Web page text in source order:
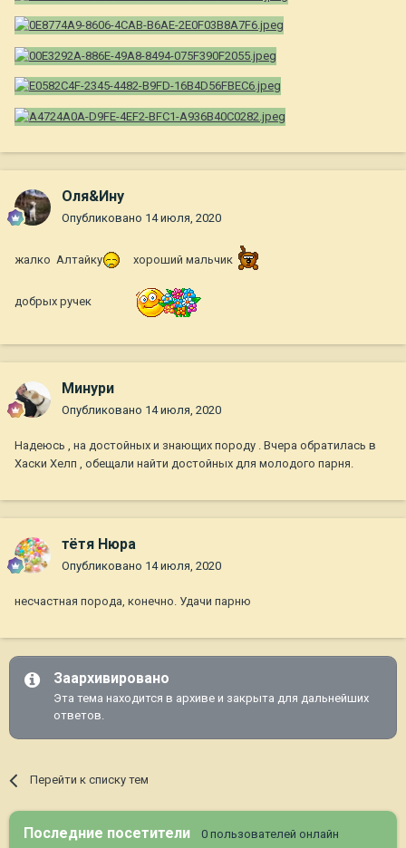
Оля&Ину
Опубликовано 14 июля, 2020
жалко Алтайку хороший мальчик
добрых ручек
Минури
Опубликовано 14 июля, 2020
Надеюсь , на достойных и знающих породу . Вчера обратилась в
Хаски Хелп , обещали найти достойных для молодого парня.
тётя Нюра
Опубликовано 14 июля, 2020
несчастная порода, конечно. Удачи парню
Заархивировано
Эта тема находится в архиве и закрыта для дальнейших
ответов.
Перейти к списку тем
Последние посетители 0 пользователей онлайн